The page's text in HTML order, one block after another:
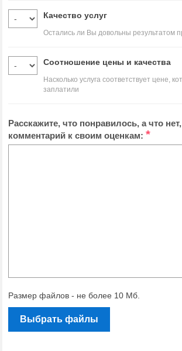
Качество услуг
Остались ли Вы довольны результатом
Соотношение цены и качества
Насколько услуга соответствует цене,
заплатили
Расскажите, что понравилось, а что
комментарий к своим оценкам: *
Размер файлов - не более 10 Мб.
Выбрать файлы